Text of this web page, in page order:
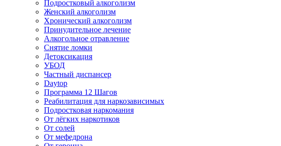
Подростковый алкоголизм
Женский алкоголизм
Хронический алкоголизм
Принудительное лечение
Алкогольное отравление
Снятие ломки
Детоксикация
УБОД
Частный диспансер
Daytop
Программа 12 Шагов
Реабилитация для наркозависимых
Подростковая наркомания
От лёгких наркотиков
От солей
От мефедрона